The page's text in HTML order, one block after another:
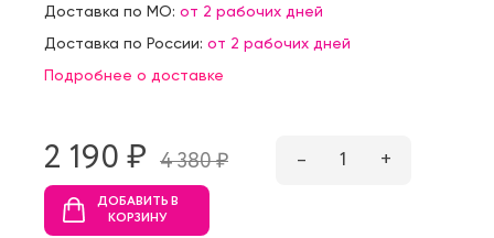
Доставка по МО: от 2 рабочих дней
Доставка по России: от 2 рабочих дней
Подробнее о доставке
2 190 ₷ 4 380 ₷ – 1 +
ДОБАВИТЬ В
КОРЗИНУ